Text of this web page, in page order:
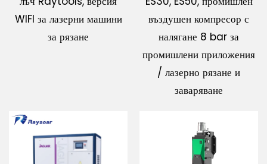
WIFI за лазерни машини
за рязане
въздушен компресор с
налягане 8 bar за
промишлени приложения
/ лазерно рязане и
заваряване